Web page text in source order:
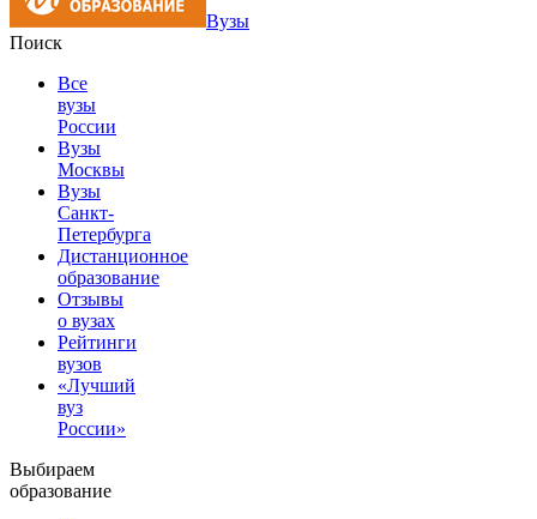
Вузы
Поиск
Все
вузы
России
Вузы
Москвы
Вузы
Санкт-
Петербурга
Дистанционное
образование
Отзывы
о вузах
Рейтинги
вузов
«Лучший
вуз
России»
Выбираем
образование